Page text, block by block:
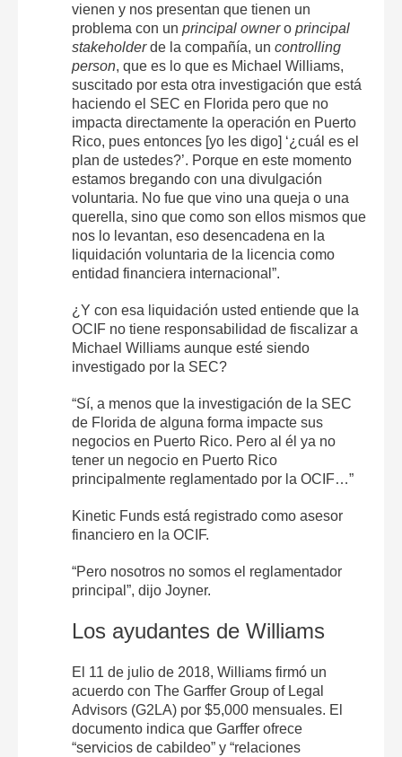
vienen y nos presentan que tienen un
problema con un principal ownero principal
stakeholderde la compañía, un controlling
person, que es lo que es Michael Williams,
suscitado por esta otra investigación que está
haciendo el SEC en Florida pero que no
impacta directamente la operación en Puerto
Rico, pues entonces [yo les digo] ‘¿cuál es el
plan de ustedes?’. Porque en este momento
estamos bregando con una divulgación
voluntaria. No fue que vino una queja o una
querella, sino que como son ellos mismos que
nos lo levantan, eso desencadena en la
liquidación voluntaria de la licencia como
entidad financiera internacional”.
¿Y con esa liquidación usted entiende que la
OCIF no tiene responsabilidad de fiscalizar a
Michael Williams aunque esté siendo
investigado por la SEC?
“Sí, a menos que la investigación de la SEC
de Florida de alguna forma impacte sus
negocios en Puerto Rico. Pero al él ya no
tener un negocio en Puerto Rico
principalmente reglamentado por la OCIF…”
Kinetic Funds está registrado como asesor
financiero en la OCIF.
“Pero nosotros no somos el reglamentador
principal”, dijo Joyner.
Los ayudantes de Williams
El 11 de julio de 2018, Williams firmó un
acuerdo con The Garffer Group of Legal
Advisors (G2LA) por $5,000 mensuales. El
documento indica que Garffer ofrece
“servicios de cabildeo” y “relaciones